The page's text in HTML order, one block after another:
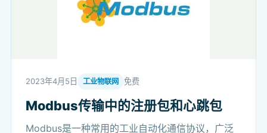
2023年4月5日 工业物联网 免费
Modbus传输中的注册包和心跳包
Modbus是一种常用的工业自动化通信协议，广泛